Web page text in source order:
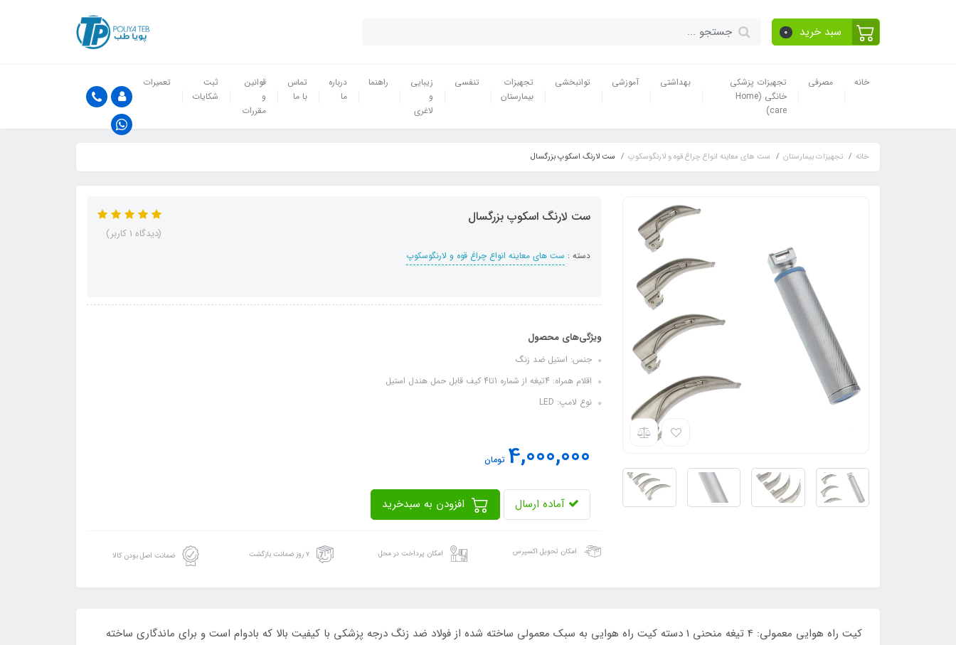
سبد خرید 0
خانه مصرفی
تجهیزات پزشکی
خانگی (Home
care)
بهداشتی آموزشی توانبخشی
تجهیزات
بیمارستان
تنفسی
زیبایی
و
لاغری
راهنما
درباره
ما
تماس
با ما
قوانین
و
مقررات
ثبت
شکایات
تعمیرات
خانه تجهیزات بیمارستان ست های معاینه انواع چراغ قوه و لارنگوسکوپ ست لارنگ اسکوپ بزرگسال
ست لارنگ اسکوپ بزرگسال
دسته : ست های معاینه انواع چراغ قوه و لارنگوسکوپ
(دیدگاه 1 کاربر)
ویژگی‌های محصول
جنس: استیل ضد زنگ
اقلام همراه: 4تیغه از شماره 1تا4 کیف قابل حمل هندل استیل
نوع لامپ: LED
4,000,000 تومان
آماده ارسال
امکان تحویل اکسپرس امکان پرداخت در محل ۷ روز ضمانت بازگشت ضمانت اصل بودن کالا
کیت راه هوایی معمولی: 4 تیغه منحنی 1 دسته کیت راه هوایی به سبک معمولی ساخته شده از فولاد ضد زنگ درجه پزشکی با کیفیت بالا که بادوام است و برای ماندگاری ساخته